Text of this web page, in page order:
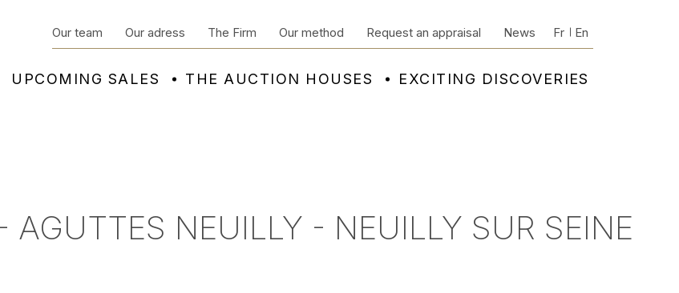
UPCOMING SALES THE AUCTION HOUSES EXCITING DISCOVERIES
Our team Our adress The Firm Our method Request an appraisal News Fr En
NEUILLY - NEUILLY SUR SEINE